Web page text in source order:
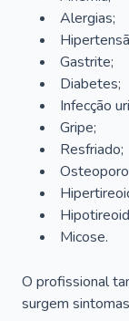
Alergias;
Gastrite;
Diabetes;
Infecção
Gripe;
Resfriado;
Micose.
O profissional
surgem